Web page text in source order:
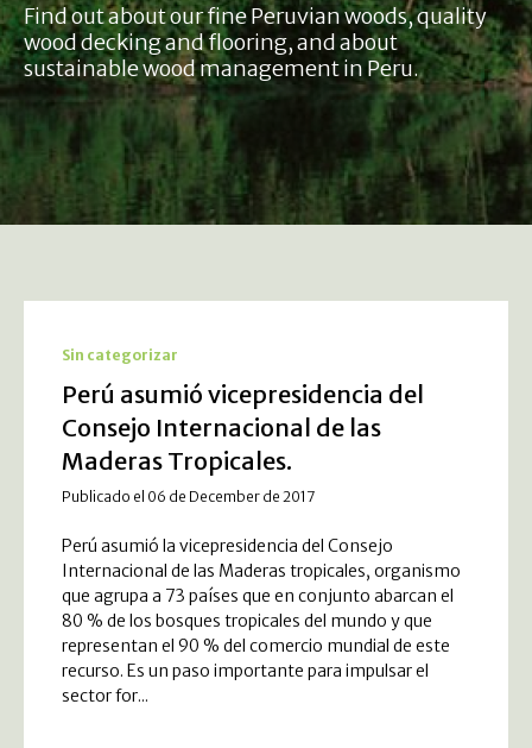
Find out about our fine Peruvian woods, quality
wood decking and flooring, and about
sustainable wood management in Peru.
Sin categorizar
Perú asumió vicepresidencia del
Consejo Internacional de las
Maderas Tropicales.
Publicado el 06 de December de 2017
Perú asumió la vicepresidencia del Consejo
Internacional de las Maderas tropicales, organismo
que agrupa a 73 paí­ses que en conjunto abarcan el
80 % de los bosques tropicales del mundo y que
representan el 90 % del comercio mundial de este
recurso. Es un paso importante para impulsar el
sector for...